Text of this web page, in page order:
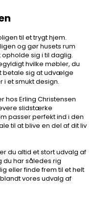
til et trygt hjem.
og gør husets rum
sig i til daglig.
hvilke møbler, du
betale sig at udvælge
et smukt design.
hos Erling Christensen
slidstærke
passer perfekt ind i den
til at blive en del af dit liv
du altid et stort udvalg af
har således rig
eller finde frem til et helt
vores udvalg af